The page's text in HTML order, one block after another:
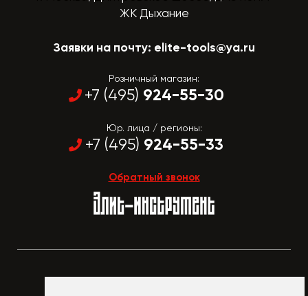
ЖК Дыхание
Заявки на почту: elite-tools@ya.ru
Розничный магазин:
+7 (495) 924-55-30
Юр. лица / регионы:
+7 (495) 924-55-33
Обратный звонок